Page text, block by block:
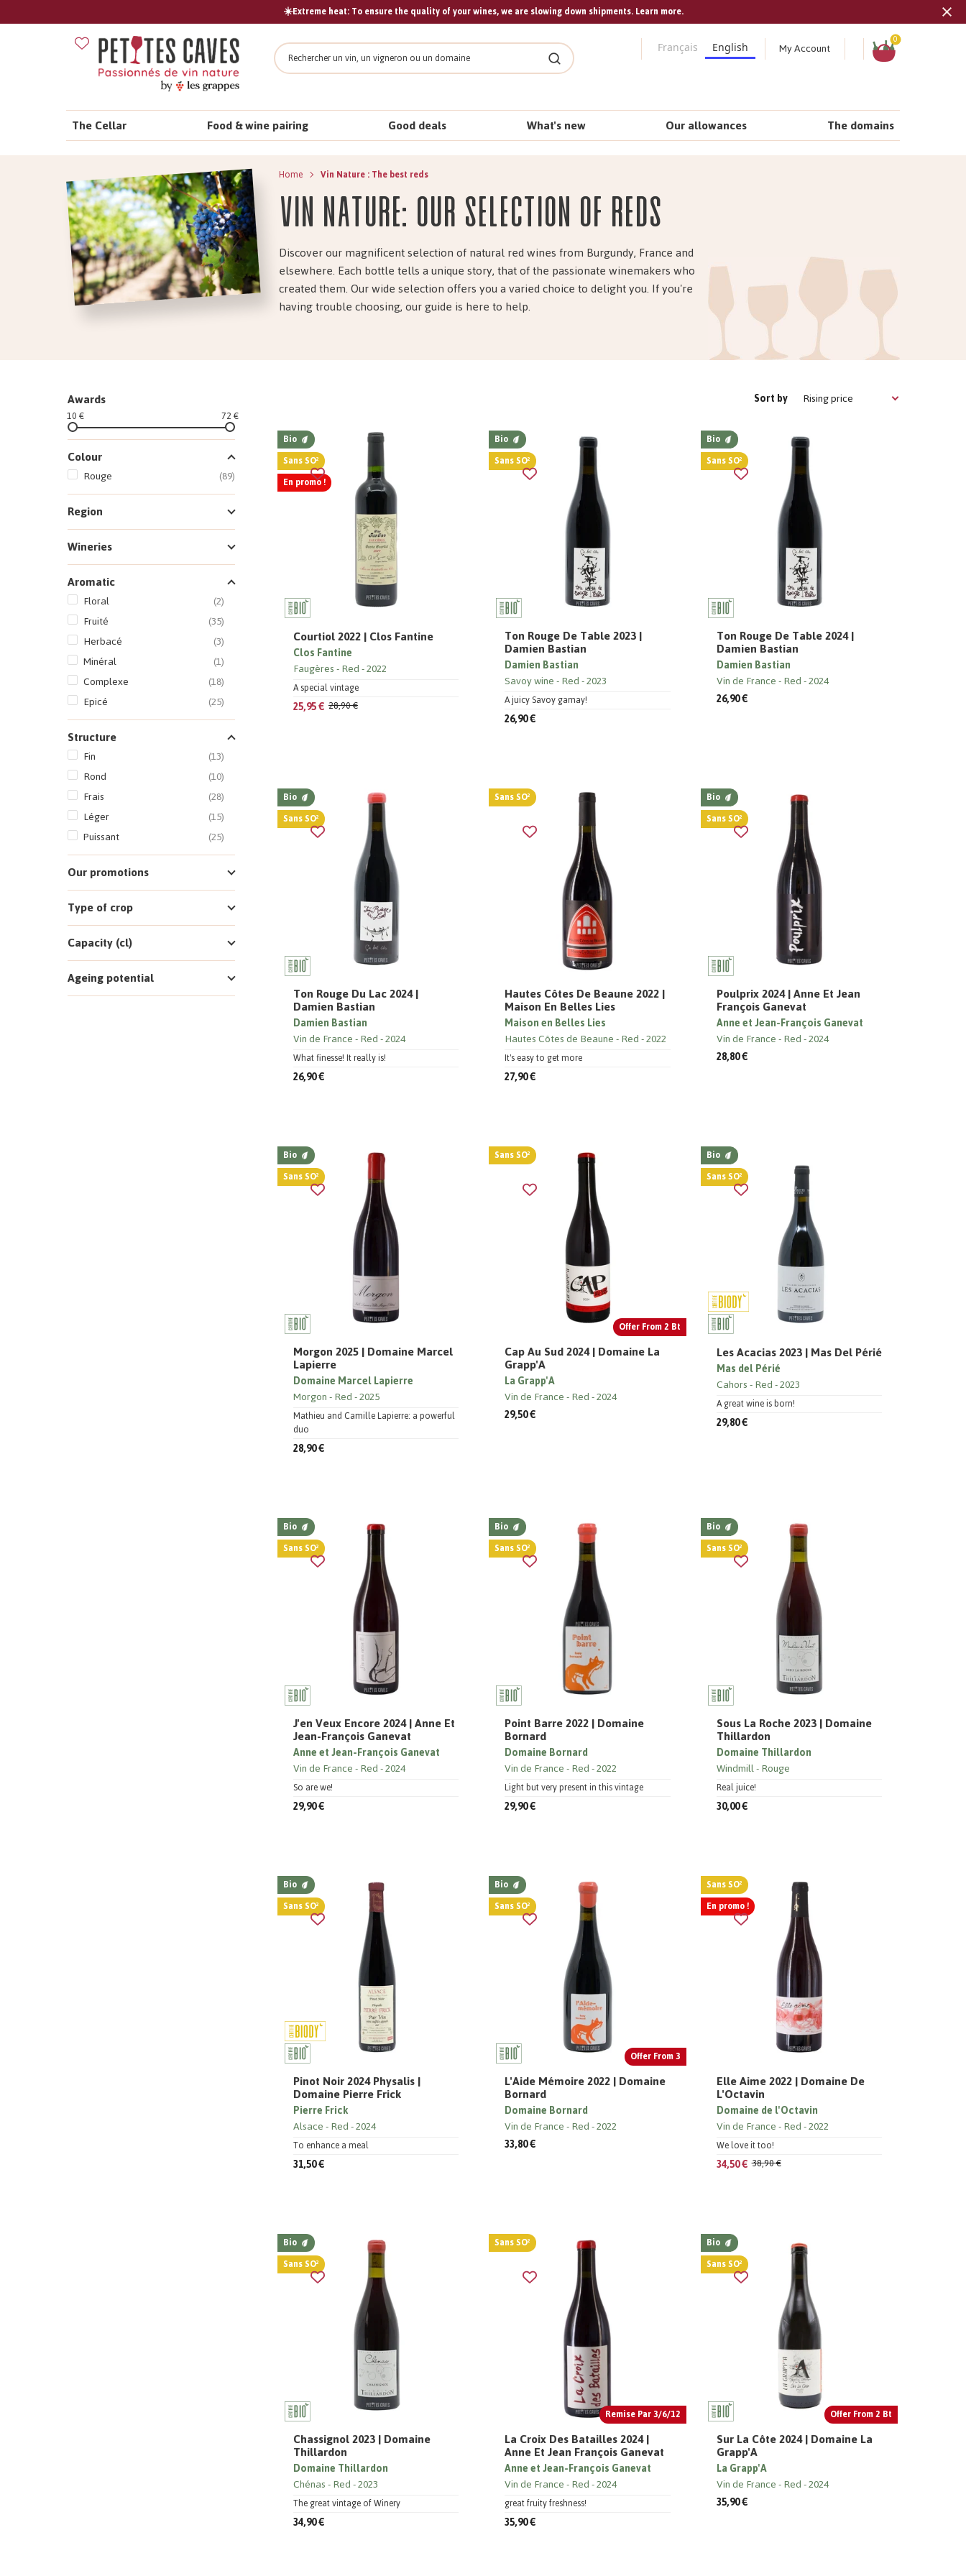
☀️Extreme heat: To ensure the quality of your wines, we are slowing down shipments. Learn more.
Search
Search
Français English My Account
Shopping
0
The Cellar Food & wine pairing Good deals What's new Our allowances The domains
Home Vin Nature : The best reds
Vin Nature: Our selection of reds
Discover our magnificent selection of natural red wines from Burgundy, France and
elsewhere. Each bottle tells a unique story, that of the passionate winemakers who
created them. Our wide selection offers you a varied choice to delight you. If you're
having trouble choosing, our guide is here to help.
Sort by Rising price
Awards
10 € 72 €
Colour
Rouge (89)
Region
Wineries
Aromatic
Floral
(2)
Fruité
(35)
Herbacé
(3)
Minéral
(1)
Complexe
(18)
Epicé
(25)
Structure
Fin
(13)
Rond
(10)
Frais
(28)
Léger
(15)
Puissant
(25)
Our promotions
Type of crop
Capacity (cl)
Ageing potential
Bio
Sans SO²
En promo !
Courtiol 2022 | Clos Fantine
Clos Fantine
Faugères Red 2022
A special vintage
25,95 € 28,90 €
Bio
Sans SO²
Ton Rouge De Table 2023 |
Damien Bastian
Damien Bastian
Savoy wine Red 2023
A juicy Savoy gamay!
26,90 €
Bio
Sans SO²
Ton Rouge De Table 2024 |
Damien Bastian
Damien Bastian
Vin de France Red 2024
26,90 €
Bio
Sans SO²
Ton Rouge Du Lac 2024 |
Damien Bastian
Damien Bastian
Vin de France Red 2024
What finesse! It really is!
26,90 €
Sans SO²
Hautes Côtes De Beaune 2022 |
Maison En Belles Lies
Maison en Belles Lies
Hautes Côtes de Beaune Red 2022
It's easy to get more
27,90 €
Bio
Sans SO²
Poulprix 2024 | Anne Et Jean
François Ganevat
Anne et Jean-François Ganevat
Vin de France Red 2024
28,80 €
Bio
Sans SO²
Morgon 2025 | Domaine Marcel
Lapierre
Domaine Marcel Lapierre
Morgon Red 2025
Mathieu and Camille Lapierre: a powerful
duo
28,90 €
Offer From 2 Bt
Sans SO²
Cap Au Sud 2024 | Domaine La
Grapp'A
La Grapp'A
Vin de France Red 2024
29,50 €
Bio
Sans SO²
Les Acacias 2023 | Mas Del Périé
Mas del Périé
Cahors Red 2023
A great wine is born!
29,80 €
Bio
Sans SO²
J'en Veux Encore 2024 | Anne Et
Jean-François Ganevat
Anne et Jean-François Ganevat
Vin de France Red 2024
So are we!
29,90 €
Bio
Sans SO²
Point Barre 2022 | Domaine
Bornard
Domaine Bornard
Vin de France Red 2022
Light but very present in this vintage
29,90 €
Bio
Sans SO²
Sous La Roche 2023 | Domaine
Thillardon
Domaine Thillardon
Windmill Rouge
Real juice!
30,00 €
Bio
Sans SO²
Pinot Noir 2024 Physalis |
Domaine Pierre Frick
Pierre Frick
Alsace Red 2024
To enhance a meal
31,50 €
Offer From 3
Bio
Sans SO²
L'Aide Mémoire 2022 | Domaine
Bornard
Domaine Bornard
Vin de France Red 2022
33,80 €
Sans SO²
En promo !
Elle Aime 2022 | Domaine De
L'Octavin
Domaine de l'Octavin
Vin de France Red 2022
We love it too!
34,50 € 38,90 €
Bio
Sans SO²
Chassignol 2023 | Domaine
Thillardon
Domaine Thillardon
Chénas Red 2023
The great vintage of Winery
34,90 €
Remise Par 3/6/12
Sans SO²
La Croix Des Batailles 2024 |
Anne Et Jean François Ganevat
Anne et Jean-François Ganevat
Vin de France Red 2024
great fruity freshness!
35,90 €
Offer From 2 Bt
Bio
Sans SO²
Sur La Côte 2024 | Domaine La
Grapp'A
La Grapp'A
Vin de France Red 2024
35,90 €